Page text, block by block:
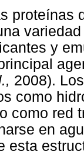
proteínas
y
2008).
como
como red
en
esta